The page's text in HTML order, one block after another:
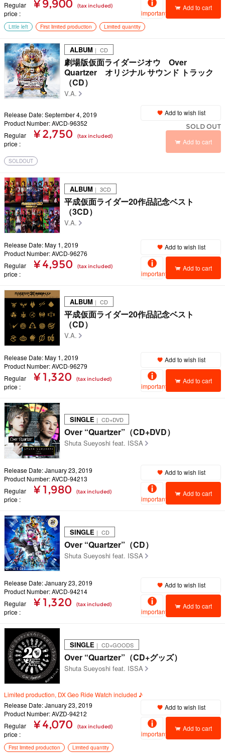
Regular
price
¥ 9,900 (tax included)
important
Add to cart
Little left First limited production Limited quantity
ALBUM ｜ CD
劇場版仮面ライダージオウ Over
Quartzer オリジナル サウンド トラック
（CD）
V.A.
Release Date: September 4, 2019
Product Number: AVCD-96352
Regular
price
¥ 2,750 (tax included)
Add to wish list
SOLD OUT
Add to cart
SOLDOUT
ALBUM ｜ 3CD
平成仮面ライダー20作品記念ベスト
（3CD）
V.A.
Release Date: May 1, 2019
Product Number: AVCD-96276
Regular
price
¥ 4,950 (tax included)
Add to wish list
important
Add to cart
ALBUM ｜ CD
平成仮面ライダー20作品記念ベスト
（CD）
V.A.
Release Date: May 1, 2019
Product Number: AVCD-96279
Regular
price
¥ 1,320 (tax included)
Add to wish list
important
Add to cart
SINGLE ｜ CD+DVD
Over “Quartzer”（CD+DVD）
Shuta Sueyoshi feat. ISSA
Release Date: January 23, 2019
Product Number: AVCD-94213
Regular
price
¥ 1,980 (tax included)
Add to wish list
important
Add to cart
SINGLE ｜ CD
Over “Quartzer”（CD）
Shuta Sueyoshi feat. ISSA
Release Date: January 23, 2019
Product Number: AVCD-94214
Regular
price
¥ 1,320 (tax included)
Add to wish list
important
Add to cart
SINGLE ｜ CD+GOODS
Over “Quartzer”（CD+グッズ）
Shuta Sueyoshi feat. ISSA
Limited production, DX Geo Ride Watch included ♪
Release Date: January 23, 2019
Product Number: AVZD-94212
Regular
price
¥ 4,070 (tax included)
Add to wish list
important
Add to cart
First limited production Limited quantity